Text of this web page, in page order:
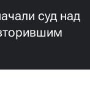
суд над
1000